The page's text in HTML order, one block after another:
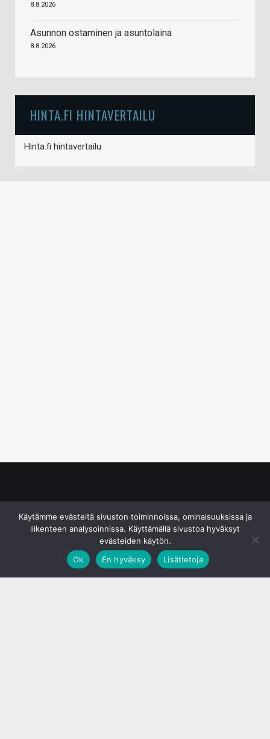
8.8.2026
Asunnon ostaminen ja asuntolaina
8.8.2026
HINTA.FI HINTAVERTAILU
Hinta.fi hintavertailu
Käytämme evästeitä sivuston toiminnoissa, ominaisuuksissa ja
liikenteen analysoinnissa. Käyttämällä sivustoa hyväksyt
evästeiden käytön.
Ok
En hyväksy Lisätietoja